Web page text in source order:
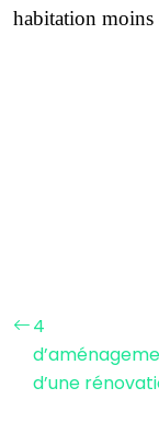
habitation moins
4
d’une